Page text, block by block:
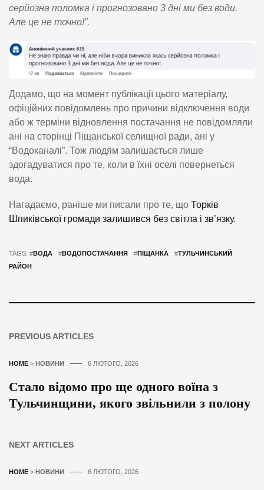
серйозна поломка і прогнозовано 3 дні ми без води.
Але це не точно!”.
Додамо, що на момент публікації цього матеріалу,
офіційних повідомлень про причини відключення води
або ж терміни відновлення постачання не повідомляли
ані на сторінці Піщанської селищної ради, ані у
“Водоканалі”. Тож людям залишається лише
здогадуватися про те, коли в їхні оселі повернеться
вода.
Нагадаємо, раніше ми писали про те, що Торків
Шпиківської громади залишився без світла і зв’язку.
TAGS: #ВОДА #ВОДОПОСТАЧАННЯ #ПІЩАНКА #ТУЛЬЧИНСЬКИЙ
РАЙОН
PREVIOUS ARTICLES
HOME > НОВИНИ 6 ЛЮТОГО, 2026
Стало відомо про ще одного воїна з
Тульчинщини, якого звільнили з полону
NEXT ARTICLES
HOME > НОВИНИ 6 ЛЮТОГО, 2026